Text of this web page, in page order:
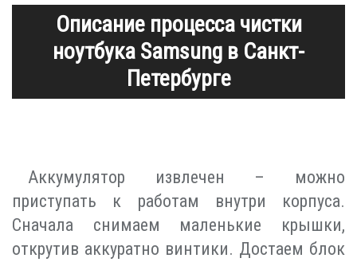
Описание процесса чистки
ноутбука Samsung в Санкт-
Петербурге
Аккумулятор извлечен – можно
приступать к работам внутри корпуса.
Сначала снимаем маленькие крышки,
открутив аккуратно винтики. Достаем блок